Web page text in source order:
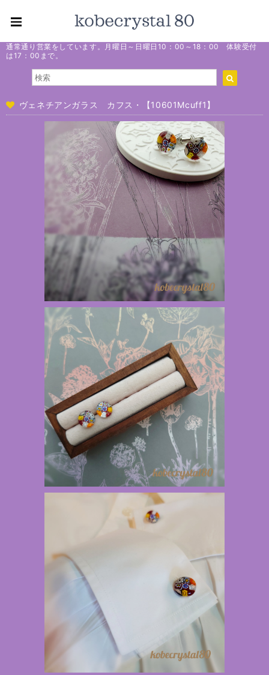
通常通り営業をしています。月曜日～日曜日10：00～18：00 体験受付
は17：00まで。
ヴェネチアンガラス カフス・【10601Mcuff1】